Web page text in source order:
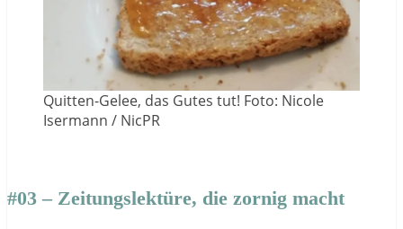
Quitten-Gelee, das Gutes tut! Foto: Nicole
Isermann / NicPR
#03 – Zeitungslektüre, die zornig macht